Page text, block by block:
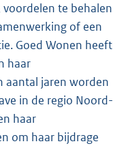
te behalen
of een
Goed Wonen heeft
haar
aantal jaren worden
in de regio Noord-
haar
om haar bijdrage